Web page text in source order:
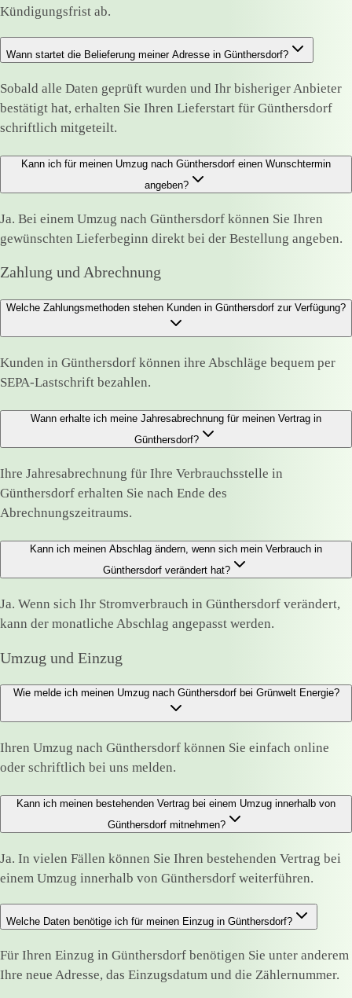
Kündigungsfrist ab.
Wann startet die Belieferung meiner Adresse in Günthersdorf?
Sobald alle Daten geprüft wurden und Ihr bisheriger Anbieter
bestätigt hat, erhalten Sie Ihren Lieferstart für Günthersdorf
schriftlich mitgeteilt.
Kann ich für meinen Umzug nach Günthersdorf einen Wunschtermin
angeben?
Ja. Bei einem Umzug nach Günthersdorf können Sie Ihren
gewünschten Lieferbeginn direkt bei der Bestellung angeben.
Zahlung und Abrechnung
Welche Zahlungsmethoden stehen Kunden in Günthersdorf zur Verfügung?
Kunden in Günthersdorf können ihre Abschläge bequem per
SEPA-Lastschrift bezahlen.
Wann erhalte ich meine Jahresabrechnung für meinen Vertrag in
Günthersdorf?
Ihre Jahresabrechnung für Ihre Verbrauchsstelle in
Günthersdorf erhalten Sie nach Ende des
Abrechnungszeitraums.
Kann ich meinen Abschlag ändern, wenn sich mein Verbrauch in
Günthersdorf verändert hat?
Ja. Wenn sich Ihr Stromverbrauch in Günthersdorf verändert,
kann der monatliche Abschlag angepasst werden.
Umzug und Einzug
Wie melde ich meinen Umzug nach Günthersdorf bei Grünwelt Energie?
Ihren Umzug nach Günthersdorf können Sie einfach online
oder schriftlich bei uns melden.
Kann ich meinen bestehenden Vertrag bei einem Umzug innerhalb von
Günthersdorf mitnehmen?
Ja. In vielen Fällen können Sie Ihren bestehenden Vertrag bei
einem Umzug innerhalb von Günthersdorf weiterführen.
Welche Daten benötige ich für meinen Einzug in Günthersdorf?
Für Ihren Einzug in Günthersdorf benötigen Sie unter anderem
Ihre neue Adresse, das Einzugsdatum und die Zählernummer.